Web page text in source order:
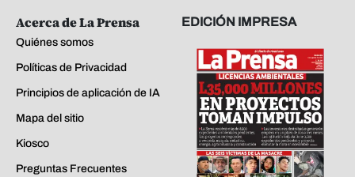
Acerca de La Prensa
Quiénes somos
Políticas de Privacidad
Principios de aplicación de IA
Mapa del sitio
Kiosco
Preguntas Frecuentes
EDICIÓN IMPRESA